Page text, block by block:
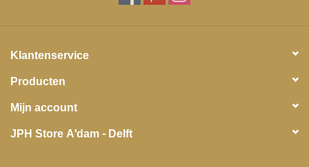
Klantenservice
Producten
Mijn account
JPH Store A'dam - Delft